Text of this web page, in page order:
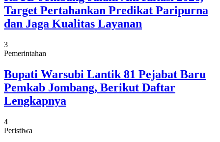
Target Pertahankan Predikat Paripurna
dan Jaga Kualitas Layanan
3
Pemerintahan
Bupati Warsubi Lantik 81 Pejabat Baru
Pemkab Jombang, Berikut Daftar
Lengkapnya
4
Peristiwa